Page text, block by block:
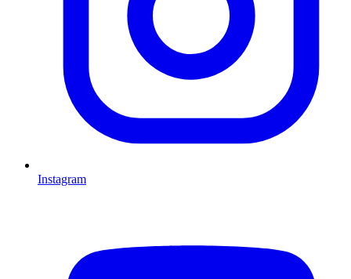
Instagram